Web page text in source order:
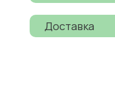
Доставка